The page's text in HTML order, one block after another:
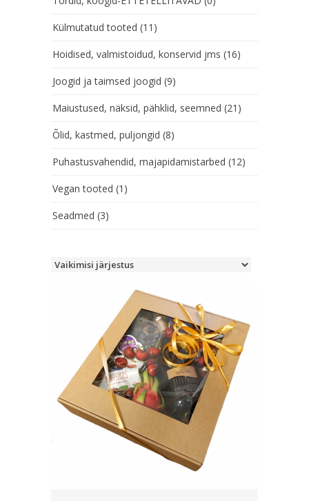
Külmutatud tooted (11)
Hoidised, valmistoidud, konservid jms (16)
Joogid ja taimsed joogid (9)
Maiustused, näksid, pähklid, seemned (21)
Õlid, kastmed, puljongid (8)
Puhastusvahendid, majapidamistarbed (12)
Vegan tooted (1)
Seadmed (3)